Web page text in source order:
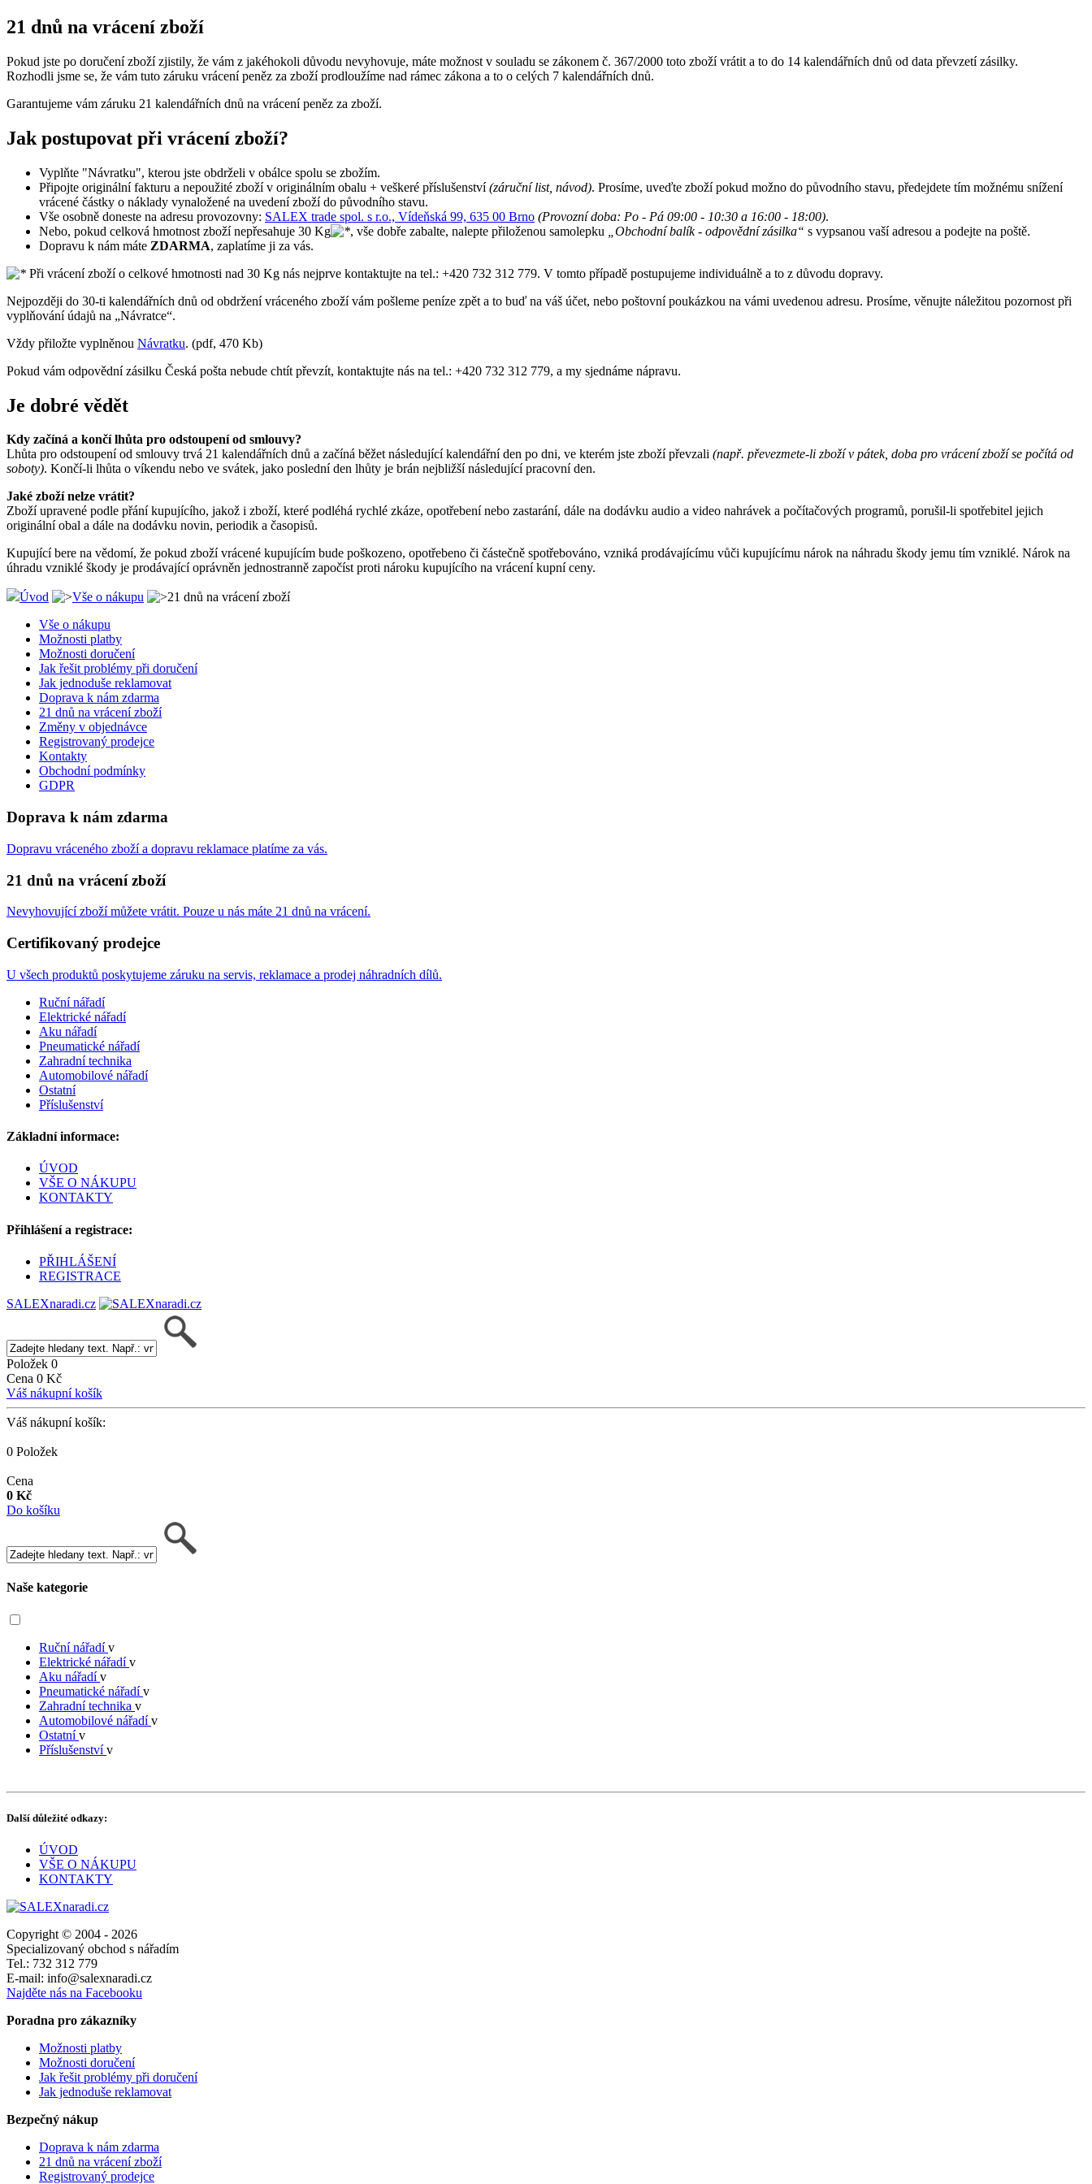
21 dnů na vrácení zboží
Pokud jste po doručení zboží zjistily, že vám z jakéhokoli důvodu nevyhovuje, máte možnost v souladu se zákonem č. 367/2000 toto zboží vrátit a to do 14 kalendářních dnů od data převzetí zásilky.
Rozhodli jsme se, že vám tuto záruku vrácení peněz za zboží prodloužíme nad rámec zákona a to o celých 7 kalendářních dnů.
Garantujeme vám záruku 21 kalendářních dnů na vrácení peněz za zboží.
Jak postupovat při vrácení zboží?
Vyplňte "Návratku", kterou jste obdrželi v obálce spolu se zbožím.
Připojte originální fakturu a nepoužité zboží v originálním obalu + veškeré příslušenství(záruční list, návod). Prosíme, uveďte zboží pokud možno do původního stavu, předejdete tím možnému snížení
vrácené částky o náklady vynaložené na uvedení zboží do původního stavu.
Vše osobně doneste na adresu provozovny: SALEX trade spol. s r.o., Vídeňská 99, 635 00 Brno (Provozní doba: Po - Pá 09:00 - 10:30 a 16:00 - 18:00).
Nebo, pokud celková hmotnost zboží nepřesahuje 30 Kg
, vše dobře zabalte, nalepte přiloženou samolepku „Obchodní balík - odpovědní zásilka“ s vypsanou vaší adresou a podejte na poště.
Dopravu k nám máte ZDARMA, zaplatíme ji za vás.
Při vrácení zboží o celkové hmotnosti nad 30 Kg nás nejprve kontaktujte na tel.: +420 732 312 779. V tomto případě postupujeme individuálně a to z důvodu dopravy.
Nejpozději do 30-ti kalendářních dnů od obdržení vráceného zboží vám pošleme peníze zpět a to buď na váš účet, nebo poštovní poukázkou na vámi uvedenou adresu. Prosíme, věnujte náležitou pozornost při
vyplňování údajů na „Návratce“.
Vždy přiložte vyplněnou Návratku. (pdf, 470 Kb)
Pokud vám odpovědní zásilku Česká pošta nebude chtít převzít, kontaktujte nás na tel.: +420 732 312 779, a my sjednáme nápravu.
Je dobré vědět
Kdy začíná a končí lhůta pro odstoupení od smlouvy?
Lhůta pro odstoupení od smlouvy trvá 21 kalendářních dnů a začíná běžet následující kalendářní den po dni, ve kterém jste zboží převzali (např. převezmete-li zboží v pátek, doba pro vrácení zboží se počítá od
soboty). Končí-li lhůta o víkendu nebo ve svátek, jako poslední den lhůty je brán nejbližší následující pracovní den.
Jaké zboží nelze vrátit?
Zboží upravené podle přání kupujícího, jakož i zboží, které podléhá rychlé zkáze, opotřebení nebo zastarání, dále na dodávku audio a video nahrávek a počítačových programů, porušil-li spotřebitel jejich
originální obal a dále na dodávku novin, periodik a časopisů.
Kupující bere na vědomí, že pokud zboží vrácené kupujícím bude poškozeno, opotřebeno či částečně spotřebováno, vzniká prodávajícímu vůči kupujícímu nárok na náhradu škody jemu tím vzniklé. Nárok na
úhradu vzniklé škody je prodávající oprávněn jednostranně započíst proti nároku kupujícího na vrácení kupní ceny.
Úvod Vše o nákupu
21 dnů na vrácení zboží
Vše o nákupu
Možnosti platby
Možnosti doručení
Jak řešit problémy při doručení
Jak jednoduše reklamovat
Doprava k nám zdarma
21 dnů na vrácení zboží
Změny v objednávce
Registrovaný prodejce
Kontakty
Obchodní podmínky
GDPR
Doprava k nám zdarma
Dopravu vráceného zboží a dopravu reklamace platíme za vás.
21 dnů na vrácení zboží
Nevyhovující zboží můžete vrátit. Pouze u nás máte 21 dnů na vrácení.
Certifikovaný prodejce
U všech produktů poskytujeme záruku na servis, reklamace a prodej náhradních dílů.
Ruční nářadí
Elektrické nářadí
Aku nářadí
Pneumatické nářadí
Zahradní technika
Automobilové nářadí
Ostatní
Příslušenství
Základní informace:
ÚVOD
VŠE O NÁKUPU
KONTAKTY
Přihlášení a registrace:
PŘIHLÁŠENÍ
REGISTRACE
SALEXnaradi.cz
Položek 0
Cena 0 Kč
Váš nákupní košík
Váš nákupní košík:
0 Položek
Cena
0 Kč
Do košíku
Naše kategorie
Ruční nářadív
Elektrické nářadív
Aku nářadív
Pneumatické nářadív
Zahradní technika v
Automobilové nářadív
Ostatnív
Příslušenstvív
Další důležité odkazy:
ÚVOD
VŠE O NÁKUPU
KONTAKTY
Copyright © 2004 - 2026
Specializovaný obchod s nářadím
Tel.: 732 312 779
E-mail: info@salexnaradi.cz
Najděte nás na Facebooku
Poradna pro zákazníky
Možnosti platby
Možnosti doručení
Jak řešit problémy při doručení
Jak jednoduše reklamovat
Bezpečný nákup
Doprava k nám zdarma
21 dnů na vrácení zboží
Registrovaný prodejce